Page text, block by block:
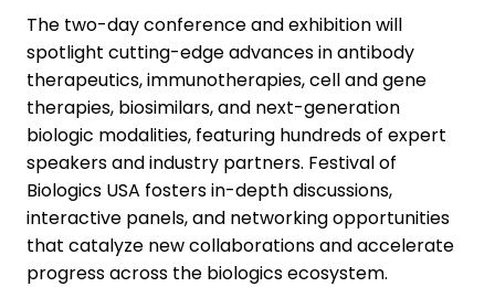
The two-day conference and exhibition will
spotlight cutting-edge advances in antibody
therapeutics, immunotherapies, cell and gene
therapies, biosimilars, and next-generation
biologic modalities, featuring hundreds of expert
speakers and industry partners. Festival of
Biologics USA fosters in-depth discussions,
interactive panels, and networking opportunities
that catalyze new collaborations and accelerate
progress across the biologics ecosystem.